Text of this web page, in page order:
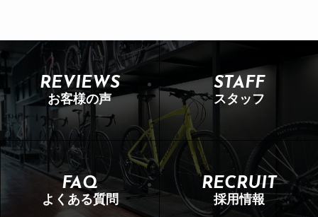
REVIEWS
お客様の声
STAFF
スタッフ
FAQ
よくある質問
RECRUIT
採用情報